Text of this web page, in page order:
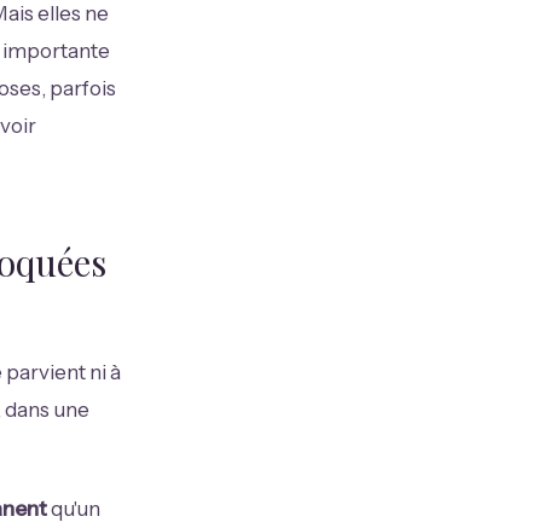
elles ne
importante
parfois
parvient ni à
une
qu'un